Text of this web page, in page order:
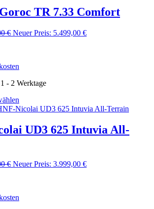
mehrere
Varianten
Die
der
Produktseite
gewählt
TR 7.33 Comfort
€ Ursprünglicher
Neuer Preis: 5.499,00 €Aktueller
- 2 Werktage
Produkt
mehrere
Varianten
Optionen
können
UD3 625 Intuvia All-
€ Ursprünglicher
Neuer Preis: 3.999,00 €Aktueller